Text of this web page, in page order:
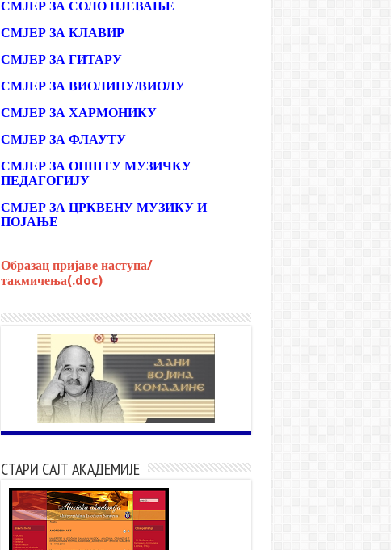
СМЈЕР ЗА СОЛО ПЈЕВАЊЕ
СМЈЕР ЗА КЛАВИР
СМЈЕР ЗА ГИТАРУ
СМЈЕР ЗА ВИОЛИНУ/ВИОЛУ
СМЈЕР ЗА ХАРМОНИКУ
СМЈЕР ЗА ФЛАУТУ
СМЈЕР ЗА ОПШТУ МУЗИЧКУ
ПЕДАГОГИЈУ
СМЈЕР ЗА ЦРКВЕНУ МУЗИКУ И
ПОЈАЊЕ
Образац пријаве наступа/
такмичења(.doc)
СТАРИ САЈТ АКАДЕМИЈЕ